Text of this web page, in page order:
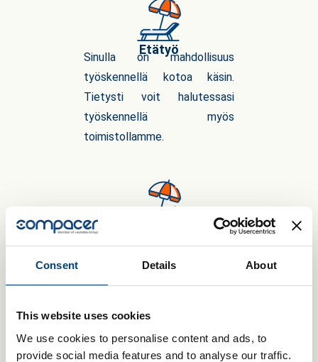
Consent Details About
This website uses cookies
We use cookies to personalise content and ads, to
provide social media features and to analyse our traffic.
Etätyö
Sinulla on mahdollisuus
työskennellä kotoa käsin.
Tietysti voit halutessasi
työskennellä myös
toimistollamme.
toimistossa tai kotona,
uusimmalla teknologialla.